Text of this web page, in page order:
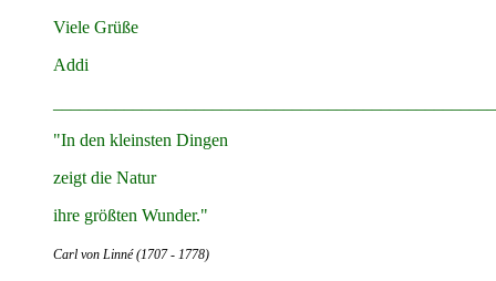
Viele Grüße
Addi
"In den kleinsten Dingen
zeigt die Natur
ihre größten Wunder."
Carl von Linné (1707 - 1778)